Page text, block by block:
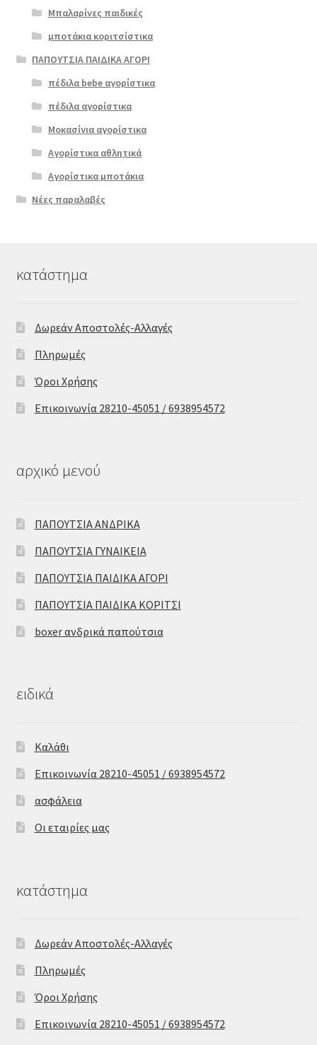
Μπαλαρίνες παιδικές
μποτάκια κοριτσίστικα
ΠΑΠΟΥΤΣΙΑ ΠΑΙΔΙΚΑ ΑΓΟΡΙ
πέδιλα bebe αγορίστικα
πέδιλα αγορίστικα
Μοκασίνια αγορίστικα
Αγορίστικα αθλητικά
Αγορίστικα μποτάκια
Νέες παραλαβές
κατάστημα
Δωρεάν Αποστολές-Αλλαγές
Πληρωμές
Όροι Χρήσης
Επικοινωνία 28210-45051 / 6938954572
αρχικό μενού
ΠΑΠΟΥΤΣΙΑ ΑΝΔΡΙΚΑ
ΠΑΠΟΥΤΣΙΑ ΓΥΝΑΙΚΕΙΑ
ΠΑΠΟΥΤΣΙΑ ΠΑΙΔΙΚΑ ΑΓΟΡΙ
ΠΑΠΟΥΤΣΙΑ ΠΑΙΔΙΚΑ ΚΟΡΙΤΣΙ
boxer ανδρικά παπούτσια
ειδικά
Καλάθι
Επικοινωνία 28210-45051 / 6938954572
ασφάλεια
Οι εταιρίες μας
κατάστημα
Δωρεάν Αποστολές-Αλλαγές
Πληρωμές
Όροι Χρήσης
Επικοινωνία 28210-45051 / 6938954572